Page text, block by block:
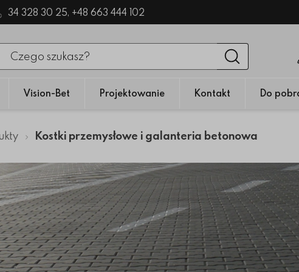
34 328 30 25, +48 663 444 102
kliknięciu przycisku fraza zostanie wyszukana
Wyszukaj
Vision-Bet Projektowanie Kontakt Do
Kostki przemysłowe i galanteria betonowa